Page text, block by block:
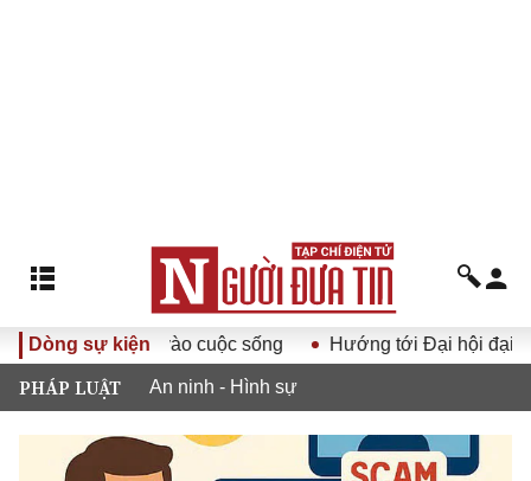
Dòng sự kiện
Đảng XIV vào cuộc sống Hướng tới Đại hội đại biểu
PHÁP LUẬT An ninh - Hình sự